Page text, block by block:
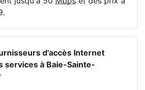
d'accès Internet
services à Baie-Sainte-